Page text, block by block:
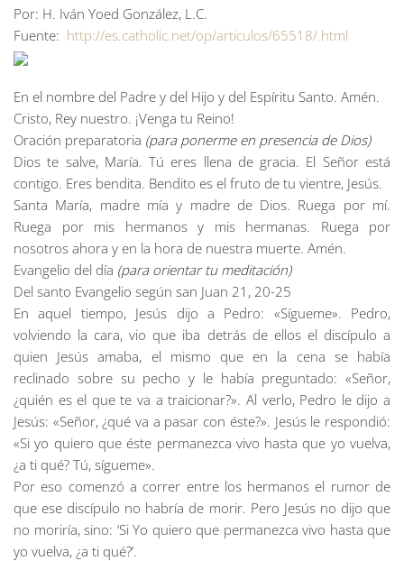
Por: H. Iván Yoed González, L.C.
Fuente: http://es.catholic.net/op/articulos/65518/.html
En el nombre del Padre y del Hijo y del Espíritu Santo. Amén.
Cristo, Rey nuestro. ¡Venga tu Reino!
Oración preparatoria (para ponerme en presencia de Dios)
Dios te salve, María. Tú eres llena de gracia. El Señor está
contigo. Eres bendita. Bendito es el fruto de tu vientre, Jesús.
Santa María, madre mía y madre de Dios. Ruega por mí.
Ruega por mis hermanos y mis hermanas. Ruega por
nosotros ahora y en la hora de nuestra muerte. Amén.
Evangelio del día (para orientar tu meditación)
Del santo Evangelio según san Juan 21, 20-25
En aquel tiempo, Jesús dijo a Pedro: «Sígueme». Pedro,
volviendo la cara, vio que iba detrás de ellos el discípulo a
quien Jesús amaba, el mismo que en la cena se había
reclinado sobre su pecho y le había preguntado: «Señor,
¿quién es el que te va a traicionar?». Al verlo, Pedro le dijo a
Jesús: «Señor, ¿qué va a pasar con éste?». Jesús le respondió:
«Si yo quiero que éste permanezca vivo hasta que yo vuelva,
¿a ti qué? Tú, sígueme».
Por eso comenzó a correr entre los hermanos el rumor de
que ese discípulo no habría de morir. Pero Jesús no dijo que
no moriría, sino: ‘Si Yo quiero que permanezca vivo hasta que
yo vuelva, ¿a ti qué?’.